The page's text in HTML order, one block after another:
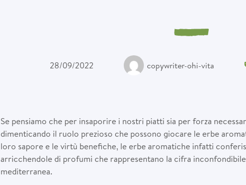
28/09/2022 copywriter-ohi-vita
Se pensiamo che per insaporire i nostri piatti sia per forza
dimenticando il ruolo prezioso che possono giocare le erbe
loro sapore e le virtù benefiche, le erbe aromatiche infatti
arricchendole di profumi che rappresentano la cifra
mediterranea.